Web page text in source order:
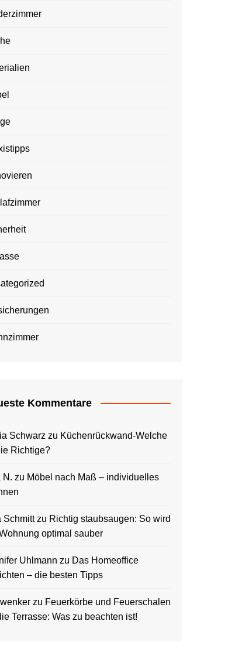
Kommentare
Schwarz zu Küchenrückwand-Welche
Richtige?
N. zu Möbel nach Maß – individuelles
Schmittzu Richtig staubsaugen: So wird
optimal sauber
Uhlmann zu Das Homeoffice
– die besten Tipps
zu Feuerkörbe und Feuerschalen
Terrasse: Was zu beachten ist!